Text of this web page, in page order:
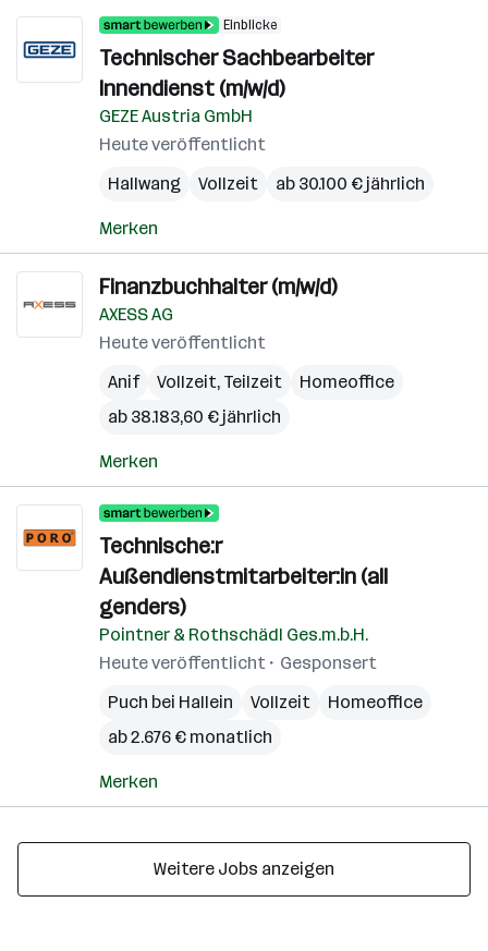
Einblicke
Technischer Sachbearbeiter
Innendienst (m/w/d)
GEZE Austria GmbH
Heute veröffentlicht
Hallwang
Vollzeit ab 30.100 € jährlich
Merken
Finanzbuchhalter (m/w/d)
AXESS AG
Heute veröffentlicht
Anif
Vollzeit, Teilzeit
Homeoffice
ab 38.183,60 € jährlich
Merken
Technische:r
Außendienstmitarbeiter:in (all
genders)
Pointner & Rothschädl Ges.m.b.H.
Heute veröffentlicht
Gesponsert
Puch bei Hallein
Vollzeit
Homeoffice
ab 2.676 € monatlich
Merken
Weitere Jobs anzeigen